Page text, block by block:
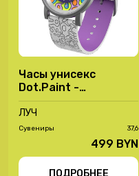
Часы унисекс
Dot.Paint -
78440326
ЛУЧ
Сувениры 37,6
499 BYN
ПОДРОБНЕЕ